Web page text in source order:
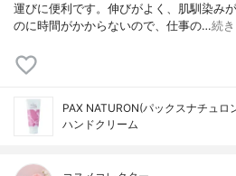
運びに便利です。伸びがよく、肌馴染み
のに時間がかからないので、仕事の…続
PAX NATURON(パックスナチュロ
ハンドクリーム